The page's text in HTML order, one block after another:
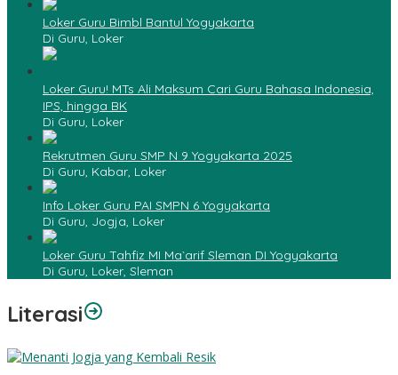
Loker Guru Bimbl Bantul Yogyakarta
Di Guru, Loker
Loker Guru! MTs Ali Maksum Cari Guru Bahasa Indonesia,
IPS, hingga BK
Di Guru, Loker
Rekrutmen Guru SMP N 9 Yogyakarta 2025
Di Guru, Kabar, Loker
Info Loker Guru PAI SMPN 6 Yogyakarta
Di Guru, Jogja, Loker
Loker Guru Tahfiz MI Ma`arif Sleman DI Yogyakarta
Di Guru, Loker, Sleman
Literasi